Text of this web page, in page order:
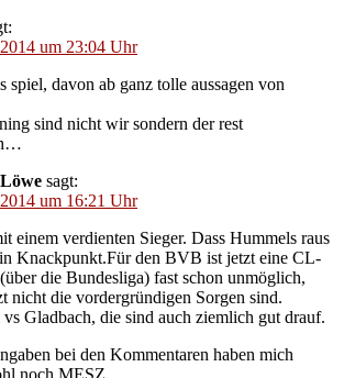
um 23:04 Uhr
spiel, davon ab ganz tolle aussagen von
sind nicht wir sondern der rest
sagt:
um 16:21 Uhr
einem verdienten Sieger. Dass Hummels raus
Knackpunkt.Für den BVB ist jetzt eine CL-
die Bundesliga) fast schon unmöglich,
nicht die vordergründigen Sorgen sind.
vs Gladbach, die sind auch ziemlich gut drauf.
bei den Kommentaren haben mich
noch MESZ.